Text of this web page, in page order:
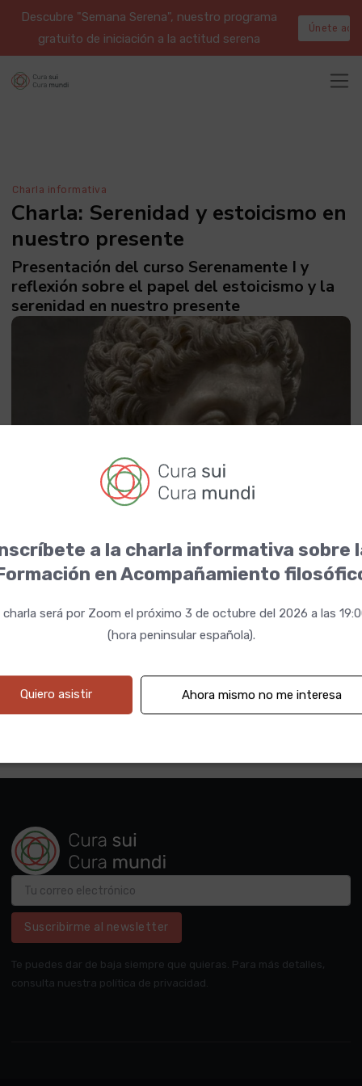
Descubre "Semana Serena", nuestro programa
gratuito de iniciación a la actitud serena
Únete aquí
Charla informativa
Charla: Serenidad y estoicismo en
nuestro presente
Presentación del curso Serenamente I y
reflexión sobre el papel del estoicismo y la
serenidad en nuestro presente
Suscribirme al newsletter
Te puedes dar de baja siempre que quieras. Para más detalles,
consulta nuestra política de privacidad.
a la charla informativa sobre
en Acompañamiento
charla será por Zoom el próximo 3 de octubre del 2026 a las
(hora peninsular española).
Quiero asistir Ahora mismo no me interesa